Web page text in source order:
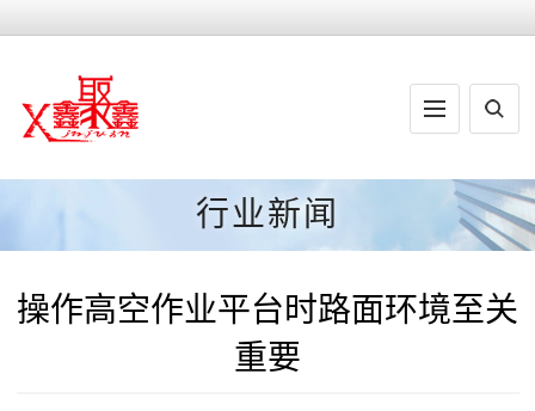
行业新闻
操作高空作业平台时路面环境至关
重要